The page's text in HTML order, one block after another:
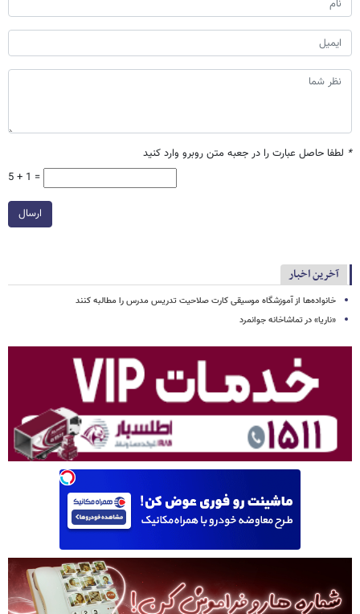
* لطفا حاصل عبارت را در جعبه متن روبرو وارد کنید
5 + 1 =
ارسال
آخرین اخبار
خانواده‌ها از آموزشگاه موسیقی کارت صلاحیت تدریس مدرس را مطالبه کنند
«ناریا» در تماشاخانه جوانمرد